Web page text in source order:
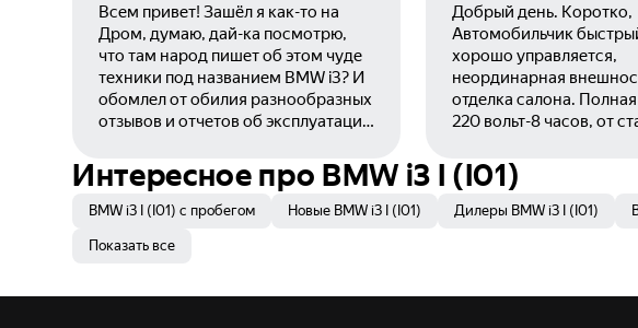
Всем привет! Зашёл я как-то на
Дром, думаю, дай-ка посмотрю,
что там народ пишет об этом чуде
техники под названием BMW i3? И
обомлел от обилия разнообразных
отзывов и отчетов об эксплуатации
выражением неуважения к такому
интересному авто, поэтому решил
тряхнуть стариной и написать этот
момент я не являюсь хозяином
Не разбегайтесь, куда же вы? Да, у
Добрый день. Коротко,
Автомобильчик
хорошо управляется,
неординарная
отделка салона.
220 вольт-8 часов, от
года, 2 года отбегал
норм иметься в виду
обустроенным
резко, при полном
Интересное про BMW i3 I (I01)
BMW i3 I (I01) с пробегом Новые BMW i3 I (I01) Дилеры BMW i3 I (I01)
Показать все